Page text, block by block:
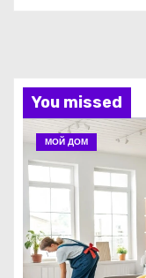
You missed
МОЙ ДОМ